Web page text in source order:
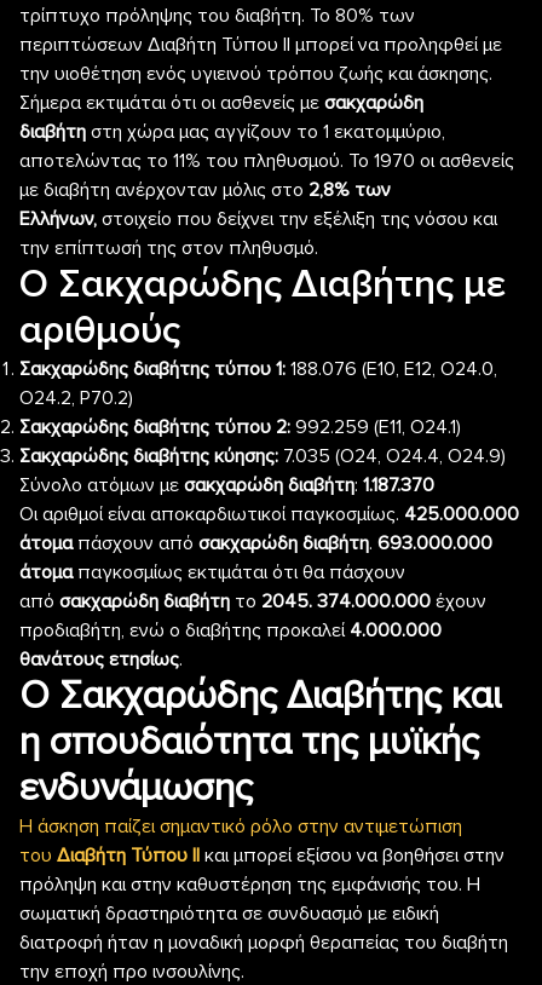
τρίπτυχο πρόληψης του διαβήτη. Το 80% των
περιπτώσεων Διαβήτη Τύπου ΙΙ μπορεί να προληφθεί με
την υιοθέτηση ενός υγιεινού τρόπου ζωής και άσκησης.
Σήμερα εκτιμάται ότι οι ασθενείς με σακχαρώδη
διαβήτη στη χώρα μας αγγίζουν το 1 εκατομμύριο,
αποτελώντας το 11% του πληθυσμού. Το 1970 οι ασθενείς
με διαβήτη ανέρχονταν μόλις στο 2,8% των
Ελλήνων, στοιχείο που δείχνει την εξέλιξη της νόσου και
την επίπτωσή της στον πληθυσμό.
Ο Σακχαρώδης Διαβήτης με
αριθμούς
Σακχαρώδης διαβήτης τύπου 1: 188.076 (Ε10, Ε12, Ο24.0,
Ο24.2, Ρ70.2)
Σακχαρώδης διαβήτης τύπου 2: 992.259 (Ε11, Ο24.1)
Σακχαρώδης διαβήτης κύησης: 7.035 (Ο24, Ο24.4, Ο24.9)
Σύνολο ατόμων με σακχαρώδη διαβήτη: 1.187.370
Οι αριθμοί είναι αποκαρδιωτικοί παγκοσμίως. 425.000.000
άτομαπάσχουν από σακχαρώδη διαβήτη. 693.000.000
άτομαπαγκοσμίως εκτιμάται ότι θα πάσχουν
από σακχαρώδη διαβήτη το 2045. 374.000.000 έχουν
προδιαβήτη, ενώ ο διαβήτης προκαλεί 4.000.000
θανάτους ετησίως.
Ο Σακχαρώδης Διαβήτης και
η σπουδαιότητα της μυϊκής
ενδυνάμωσης
Η άσκηση παίζει σημαντικό ρόλο στην αντιμετώπιση
του Διαβήτη Τύπου ΙΙ και μπορεί εξίσου να βοηθήσει στην
πρόληψη και στην καθυστέρηση της εμφάνισής του. Η
σωματική δραστηριότητα σε συνδυασμό με ειδική
διατροφή ήταν η μοναδική μορφή θεραπείας του διαβήτη
την εποχή προ ινσουλίνης.